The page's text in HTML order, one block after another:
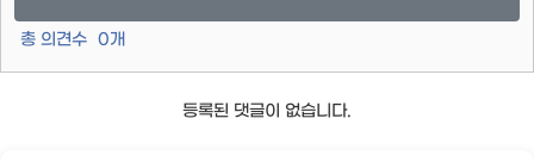
총 의견수 0개
등록된 댓글이 없습니다.